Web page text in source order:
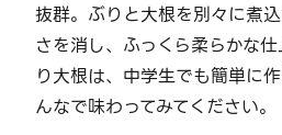
抜群。ぶりと大根を別々に煮
さを消し、ふっくら柔らかな
り大根は、中学生でも簡単に
んなで味わってみてください。